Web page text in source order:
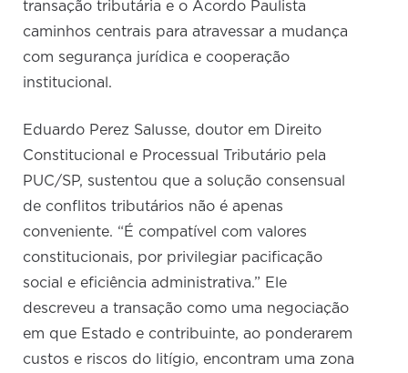
transação tributária e o Acordo Paulista
caminhos centrais para atravessar a mudança
com segurança jurídica e cooperação
institucional.
Eduardo Perez Salusse, doutor em Direito
Constitucional e Processual Tributário pela
PUC/SP, sustentou que a solução consensual
de conflitos tributários não é apenas
conveniente. “É compatível com valores
constitucionais, por privilegiar pacificação
social e eficiência administrativa.” Ele
descreveu a transação como uma negociação
em que Estado e contribuinte, ao ponderarem
custos e riscos do litígio, encontram uma zona